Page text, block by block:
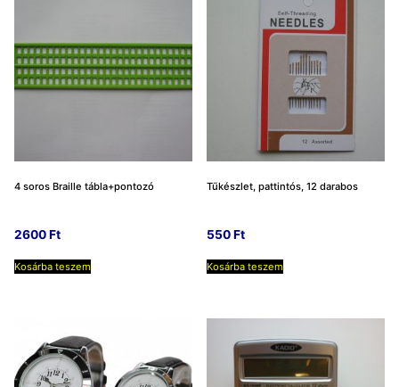
4 soros Braille tábla+pontozó
2600Ft
Kosárba teszem
Tűkészlet, pattintós, 12 darabos
550Ft
Kosárba teszem